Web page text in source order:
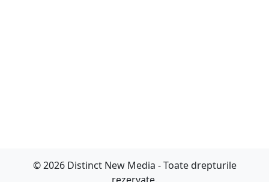
© 2026 Distinct New Media - Toate drepturile